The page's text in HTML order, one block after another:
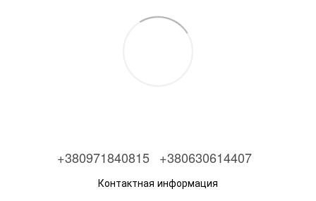
+380971840815 +380630614407
Контактная информация